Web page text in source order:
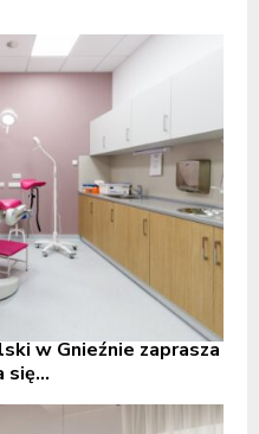
w Gnieźnie zaprasza
się...